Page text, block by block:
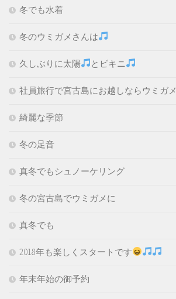
冬でも水着
冬のウミガメさんは
久しぶりに太陽 とビキニ
社員旅行で宮古島にお越しならウミガ
綺麗な季節
冬の足音
真冬でもシュノーケリング
冬の宮古島でウミガメに
真冬でも
2018年も楽しくスタートです
年末年始の御予約